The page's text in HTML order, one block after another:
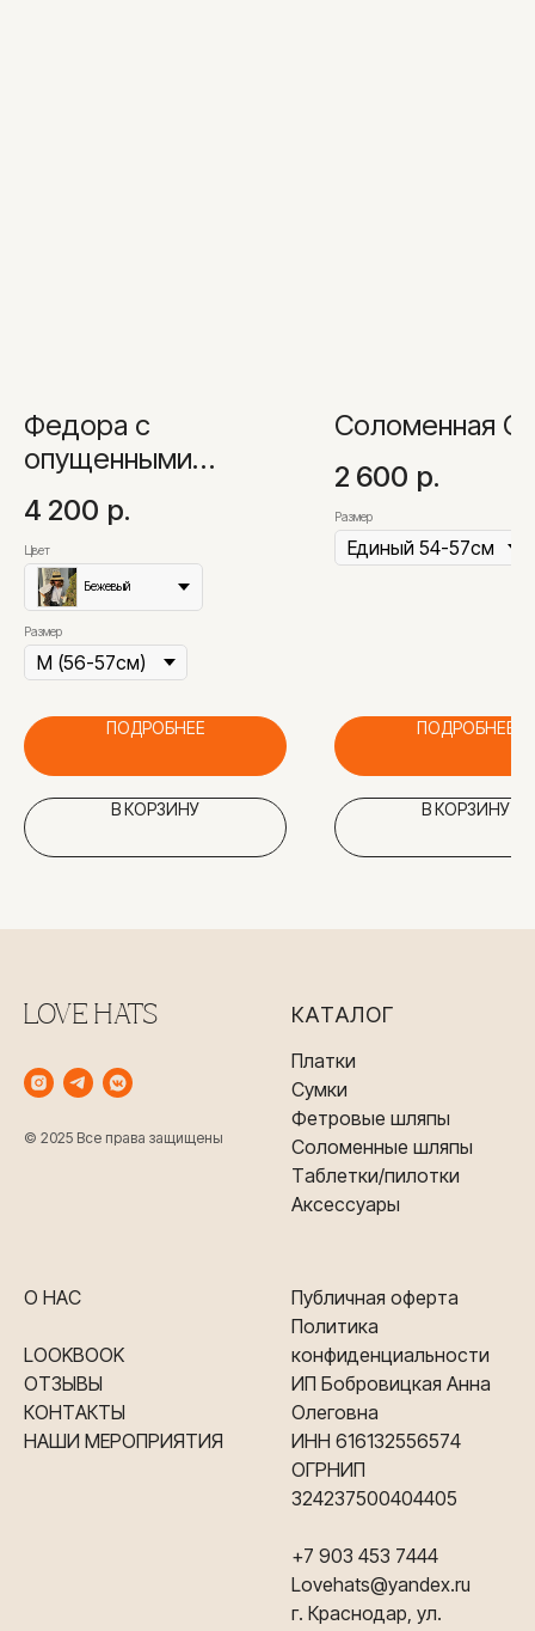
Федора с
опущенными
полями
4 200 р.
Цвет
Бежевый
Размер
ПОДРОБНЕЕ
В КОРЗИНУ
Соломенная
2 600 р.
Размер
ПОДРОБНЕЕ
В КОРЗИНУ
LOVE HATS
© 2025 Все права защищены
КАТАЛОГ
Платки
Сумки
Фетровые шляпы
Соломенные шляпы
Таблетки/пилотки
Аксессуары
О НАС
LOOKBOOK
ОТЗЫВЫ
КОНТАКТЫ
НАШИ МЕРОПРИЯТИЯ
Публичная оферта
Политика
конфиденциальности
ИП Бобровицкая Анна
Олеговна
ИНН 616132556574
ОГРНИП
324237500404405
+7 903 453 7444
Lovehats@yandex.ru
г. Краснодар, ул.